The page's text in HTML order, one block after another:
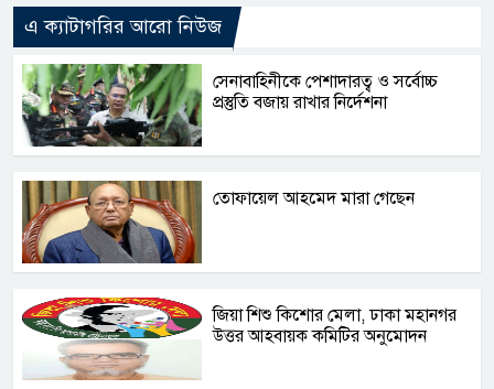
এ ক্যাটাগরির আরো নিউজ
সেনাবাহিনীকে পেশাদারত্ব ও সর্বোচ্চ
প্রস্তুতি বজায় রাখার নির্দেশনা
তোফায়েল আহমেদ মারা গেছেন
জিয়া শিশু কিশোর মেলা, ঢাকা মহানগর
উত্তর আহবায়ক কমিটির অনুমোদন